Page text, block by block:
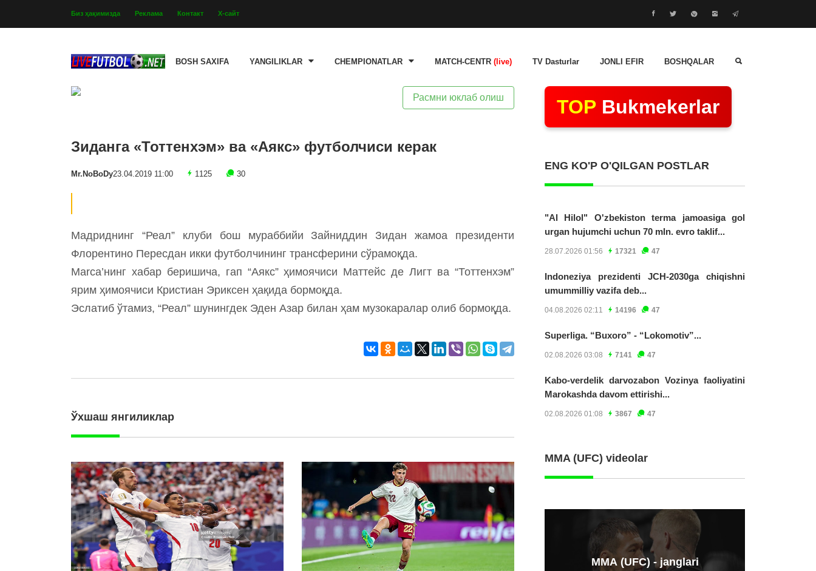
Биз ҳақимизда Реклама Контакт Х-сайт
BOSH SAXIFA YANGILIKLAR CHEMPIONATLAR MATCH-CENTR (live) TV Dasturlar JONLI EFIR BOSHQALAR
Расмни юклаб олиш
Зиданга «Тоттенхэм» ва «Аякс» футболчиси керак
Mr.NoBoDy23.04.2019 11:00 1125 30
Мадриднинг “Реал” клуби бош мураббийи Зайниддин Зидан жамоа президенти
Флорентино Пересдан икки футболчининг трансферини сўрамоқда.
Marca’нинг хабар беришича, гап “Аякс” ҳимоячиси Маттейс де Лигт ва “Тоттенхэм”
ярим ҳимоячиси Кристиан Эриксен ҳақида бормоқда.
Эслатиб ўтамиз, “Реал” шунингдек Эден Азар билан ҳам музокаралар олиб бормоқда.
Ўхшаш янгиликлар
TOP Bukmekerlar
ENG KO'P O'QILGAN POSTLAR
"Al Hilol" O'zbekiston terma jamoasiga gol
urgan hujumchi uchun 70 mln. evro taklif...
28.07.2026 01:56 17321 47
Indoneziya prezidenti JCH-2030ga chiqishni
umummilliy vazifa deb...
04.08.2026 02:11 14196 47
Superliga. “Buxoro” - “Lokomotiv”...
02.08.2026 03:08 7141 47
Kabo-verdelik darvozabon Vozinya faoliyatini
Marokashda davom ettirishi...
02.08.2026 01:08 3867 47
MMA (UFC) videolar
ММА (UFC) - janglari